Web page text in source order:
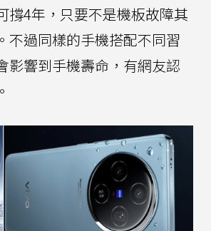
撐4年，只要不是機板故障其
不過同樣的手機搭配不同習
影響到手機壽命，有網友認